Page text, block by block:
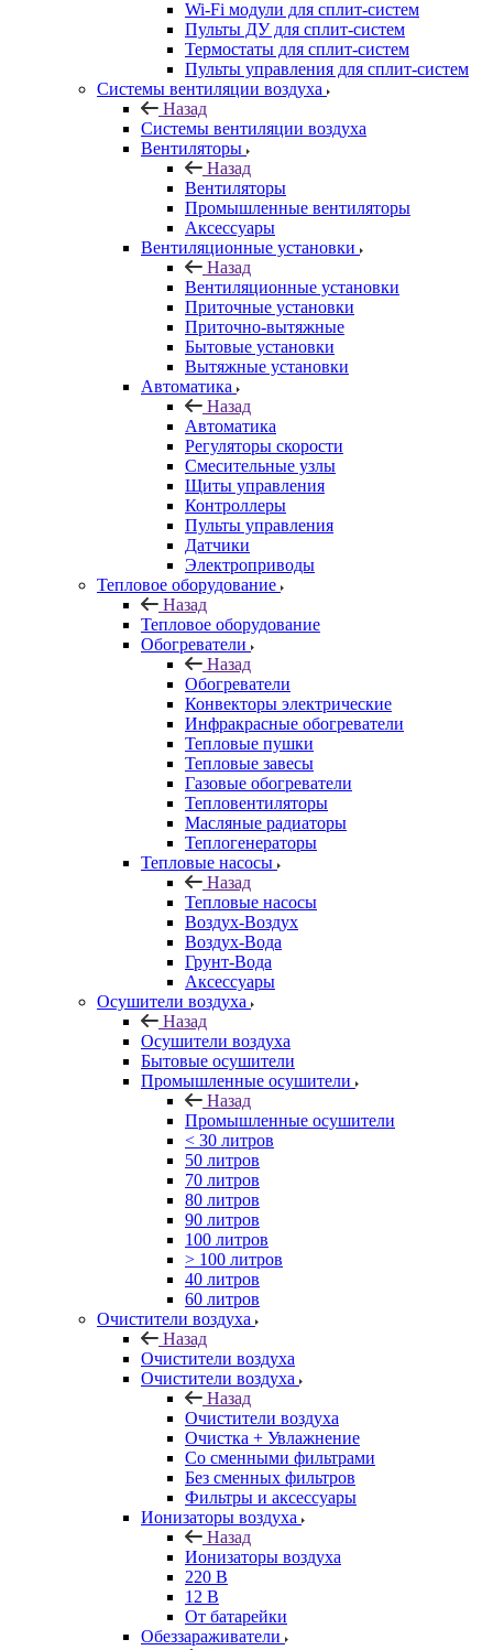
Wi-Fi модули для сплит-систем
Пульты ДУ для сплит-систем
Термостаты для сплит-систем
Пульты управления для сплит-систем
Системы вентиляции воздуха
Назад
Системы вентиляции воздуха
Вентиляторы
Назад
Вентиляторы
Промышленные вентиляторы
Аксессуары
Вентиляционные установки
Назад
Вентиляционные установки
Приточные установки
Приточно-вытяжные
Бытовые установки
Вытяжные установки
Автоматика
Назад
Автоматика
Регуляторы скорости
Смесительные узлы
Щиты управления
Контроллеры
Пульты управления
Датчики
Электроприводы
Тепловое оборудование
Назад
Тепловое оборудование
Обогреватели
Назад
Обогреватели
Конвекторы электрические
Инфракрасные обогреватели
Тепловые пушки
Тепловые завесы
Газовые обогреватели
Тепловентиляторы
Масляные радиаторы
Теплогенераторы
Тепловые насосы
Назад
Тепловые насосы
Воздух-Воздух
Воздух-Вода
Грунт-Вода
Аксессуары
Осушители воздуха
Назад
Осушители воздуха
Бытовые осушители
Промышленные осушители
Назад
Промышленные осушители
< 30 литров
50 литров
70 литров
80 литров
90 литров
100 литров
> 100 литров
40 литров
60 литров
Очистители воздуха
Назад
Очистители воздуха
Очистители воздуха
Назад
Очистители воздуха
Очистка + Увлажнение
Cо сменными фильтрами
Без сменных фильтров
Фильтры и аксессуары
Ионизаторы воздуха
Назад
Ионизаторы воздуха
220 В
12 В
От батарейки
Обеззараживатели